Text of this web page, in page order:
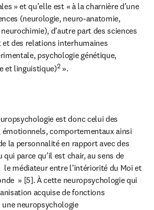
» et qu’elle est « à la charnière d’une
(neurologie, neuro-anatomie,
d’autre part des sciences
des relations interhumaines
psychologie génétique,
et linguistique)2 ».
est donc celui des
comportementaux ainsi
la personnalité en rapport avec des
qui parce qu’il est chair, au sens de
le médiateur entre l’intériorité du Moi et
» [5]. À cette neuropsychologie qui
acquise de fonctions
neuropsychologie